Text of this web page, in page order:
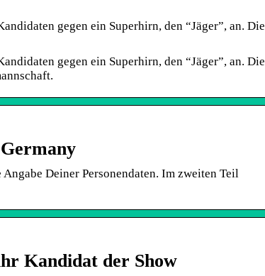
gegen ein Superhirn, den “Jäger”, an. Die
gegen ein Superhirn, den “Jäger”, an. Die
Deiner Personendaten. Im zweiten Teil
Kandidat der Show